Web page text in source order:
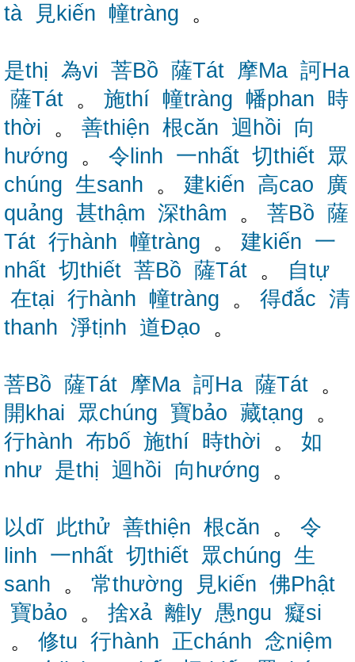
tà
見kiến 幢tràng 。
是thị 為vi 菩Bồ 薩Tát 摩Ma 訶Ha
薩Tát 。 施thí 幢tràng 幡phan 時
thời 。 善thiện 根căn 迴hồi
向
hướng 。 令linh 一nhất 切thiết 眾
chúng 生sanh 。 建kiến 高cao
廣
quảng 甚thậm 深thâm 。 菩Bồ 薩
Tát 行hành 幢tràng 。 建kiến 一
nhất 切thiết 菩Bồ 薩Tát 。 自tự
在tại 行hành 幢tràng 。 得đắc 清
thanh 淨tịnh 道Đạo 。
菩Bồ 薩Tát 摩Ma 訶Ha 薩Tát 。
開khai 眾chúng 寶bảo 藏tạng 。
行hành 布bố 施thí 時thời 。 如
như 是thị 迴hồi 向hướng 。
以dĩ 此thử 善thiện 根căn 。 令
linh 一nhất 切thiết 眾chúng 生
sanh 。 常thường 見kiến 佛Phật
寶bảo 。 捨xả 離ly 愚ngu 癡si
。 修tu 行hành 正chánh 念niệm